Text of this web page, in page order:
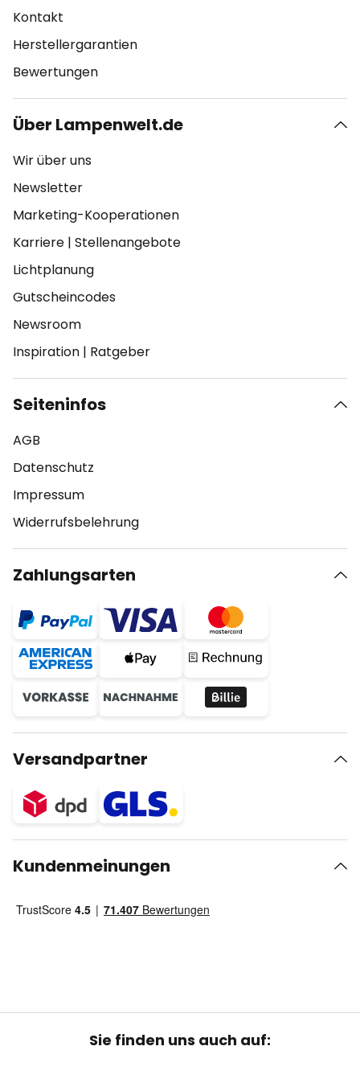
Kontakt
Herstellergarantien
Bewertungen
Über Lampenwelt.de
Wir über uns
Newsletter
Marketing-Kooperationen
Karriere | Stellenangebote
Lichtplanung
Gutscheincodes
Newsroom
Inspiration | Ratgeber
Seiteninfos
AGB
Datenschutz
Impressum
Widerrufsbelehrung
Zahlungsarten
Versandpartner
Kundenmeinungen
Sie finden uns auch auf: